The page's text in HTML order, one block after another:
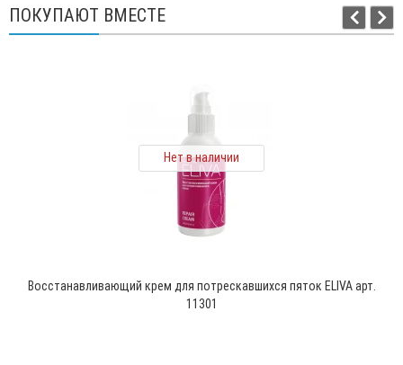
ПОКУПАЮТ ВМЕСТЕ
Нет в наличии
Восстанавливающий крем для потрескавшихся пяток ELIVA арт.
11301